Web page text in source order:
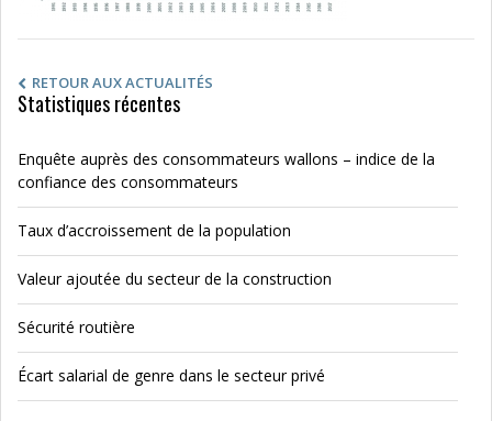
RETOUR AUX ACTUALITÉS
Statistiques récentes
Enquête auprès des consommateurs wallons – indice de la
confiance des consommateurs
Taux d’accroissement de la population
Valeur ajoutée du secteur de la construction
Sécurité routière
Écart salarial de genre dans le secteur privé